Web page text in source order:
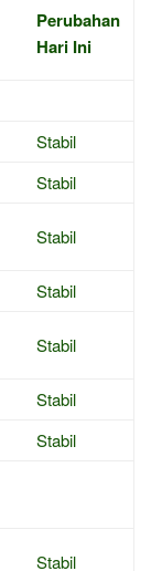
Perubahan
Hari Ini
Stabil
Stabil
Stabil
Stabil
Stabil
Stabil
Stabil
Stabil